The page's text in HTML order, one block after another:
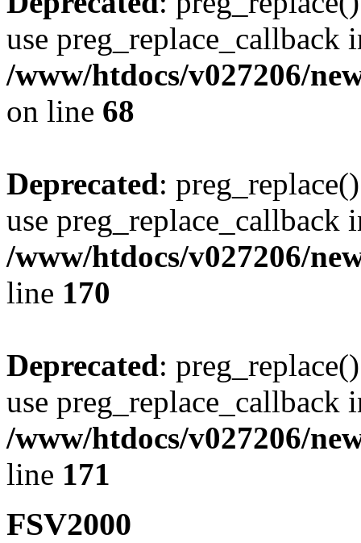
use preg_replace_callback
/www/htdocs/v027206/
on line 68
Deprecated:
use preg_replace_callback
/www/htdocs/v027206/
line 170
Deprecated:
use preg_replace_callback
/www/htdocs/v027206/
line 171
FSV2000